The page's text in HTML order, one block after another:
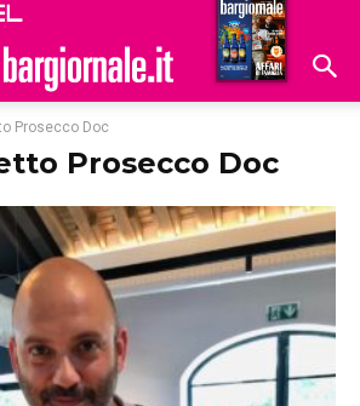
Hoteldomani
Prosecco Doc
Prosecco Doc